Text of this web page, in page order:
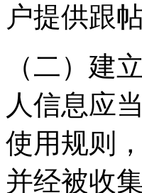
户提供跟
（二）建
人信息应
使用规则
并经被收